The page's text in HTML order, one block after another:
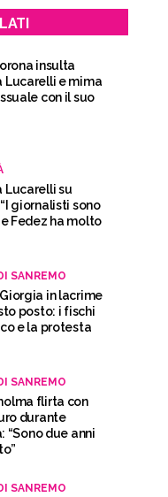
insulta
Lucarelli e mima
con il suo
Lucarelli su
giornalisti sono
Fedez ha molto
SANREMO
in lacrime
posto: i fischi
e la protesta
SANREMO
flirta con
durante
“Sono due anni
SANREMO